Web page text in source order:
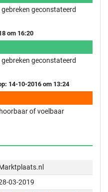
geconstateerd
om 16:20
geconstateerd
14-10-2016 om 13:24
of voelbaar
03-2019